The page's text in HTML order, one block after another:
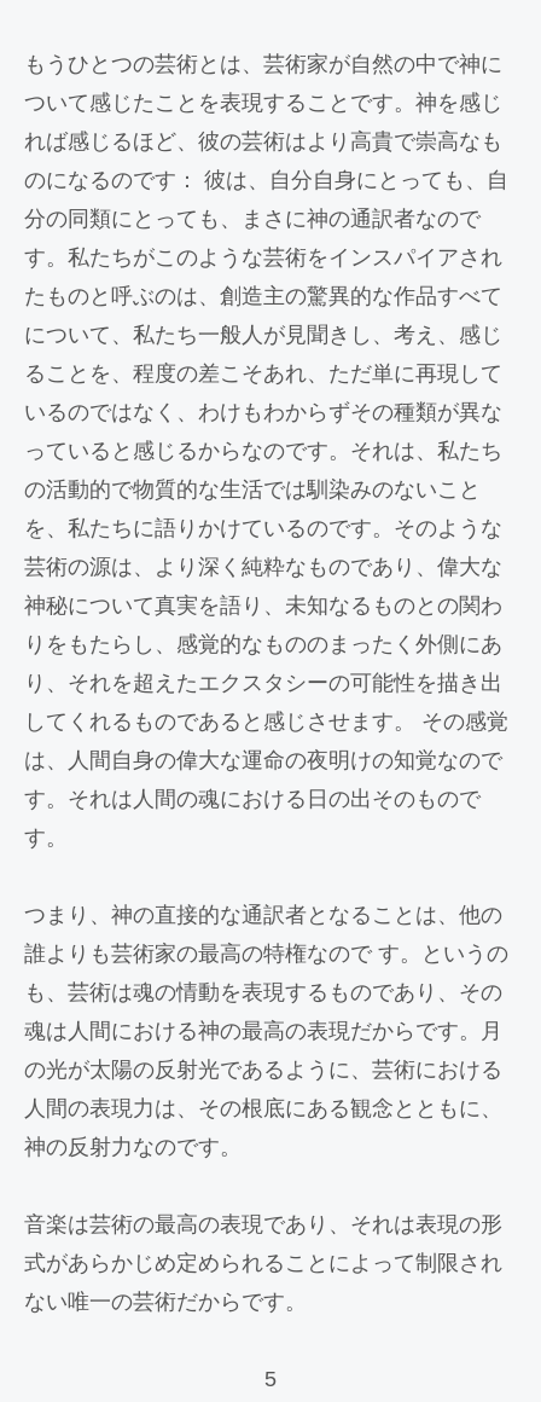
もうひとつの芸術とは、芸術家が自然の中で神に
ついて感じたことを表現することです。神を感じ
れば感じるほど、彼の芸術はより高貴で崇高なも
のになるのです： 彼は、自分自身にとっても、自
分の同類にとっても、まさに神の通訳者なので
す。私たちがこのような芸術をインスパイアされ
たものと呼ぶのは、創造主の驚異的な作品すべて
について、私たち一般人が見聞きし、考え、感じ
ることを、程度の差こそあれ、ただ単に再現して
いるのではなく、わけもわからずその種類が異な
っていると感じるからなのです。それは、私たち
の活動的で物質的な生活では馴染みのないこと
を、私たちに語りかけているのです。そのような
芸術の源は、より深く純粋なものであり、偉大な
神秘について真実を語り、未知なるものとの関わ
りをもたらし、感覚的なもののまったく外側にあ
り、それを超えたエクスタシーの可能性を描き出
してくれるものであると感じさせます。 その感覚
は、人間自身の偉大な運命の夜明けの知覚なので
す。それは人間の魂における日の出そのもので
す。
つまり、神の直接的な通訳者となることは、他の
誰よりも芸術家の最高の特権なので す。というの
も、芸術は魂の情動を表現するものであり、その
魂は人間における神の最高の表現だからです。月
の光が太陽の反射光であるように、芸術における
人間の表現力は、その根底にある観念とともに、
神の反射力なのです。
音楽は芸術の最高の表現であり、それは表現の形
式があらかじめ定められることによって制限され
ない唯一の芸術だからです。
5